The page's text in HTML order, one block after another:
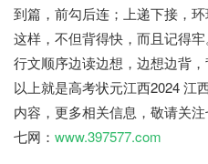
到篇，前勾后连；上递下接，环
这样，不但背得快，而且记得
行文顺序边读边想，边想边背，
以上就是高考状元江西2024 江
内容，更多相关信息，敬请关
七网： www.397577.com